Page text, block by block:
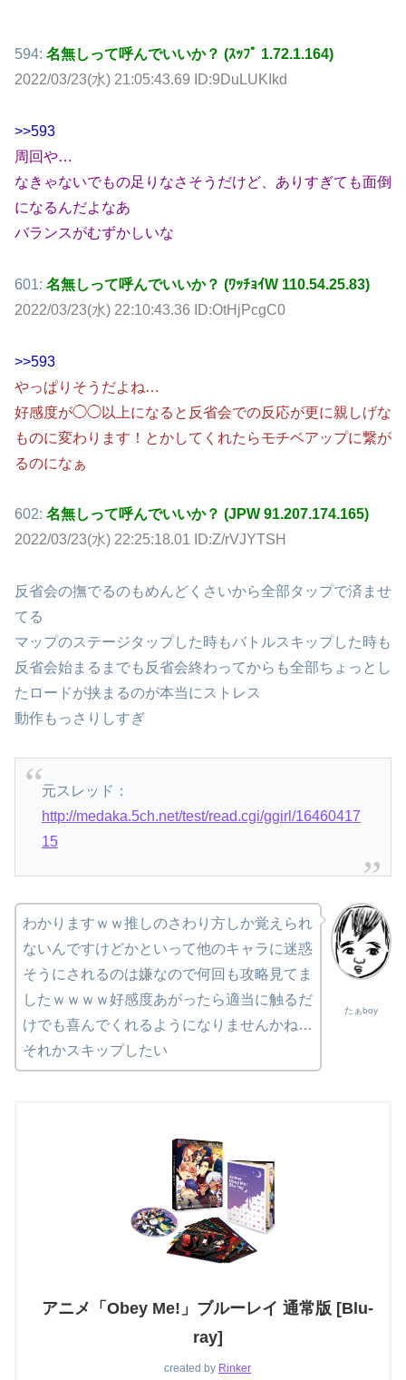
594: 名無しって呼んでいいか？ (ｽｯﾌﾟ 1.72.1.164)
2022/03/23(水) 21:05:43.69 ID:9DuLUKIkd
>>593
周回や…
なきゃないでもの足りなさそうだけど、ありすぎても面倒
になるんだよなあ
バランスがむずかしいな
601: 名無しって呼んでいいか？ (ﾜｯﾁｮｲW 110.54.25.83)
2022/03/23(水) 22:10:43.36 ID:OtHjPcgC0
>>593
やっぱりそうだよね…
好感度が◯◯以上になると反省会での反応が更に親しげな
ものに変わります！とかしてくれたらモチベアップに繋が
るのになぁ
602: 名無しって呼んでいいか？ (JPW 91.207.174.165)
2022/03/23(水) 22:25:18.01 ID:Z/rVJYTSH
反省会の撫でるのもめんどくさいから全部タップで済ませ
てる
マップのステージタップした時もバトルスキップした時も
反省会始まるまでも反省会終わってからも全部ちょっとし
たロードが挟まるのが本当にストレス
動作もっさりしすぎ
元スレッド：
http://medaka.5ch.net/test/read.cgi/ggirl/16460417
15
たぁboy
わかりますｗｗ推しのさわり方しか覚えられ
ないんですけどかといって他のキャラに迷惑
そうにされるのは嫌なので何回も攻略見てま
したｗｗｗｗ好感度あがったら適当に触るだ
けでも喜んでくれるようになりませんかね…
それかスキップしたい
アニメ「Obey Me!」ブルーレイ 通常版 [Blu-
ray]
created by Rinker